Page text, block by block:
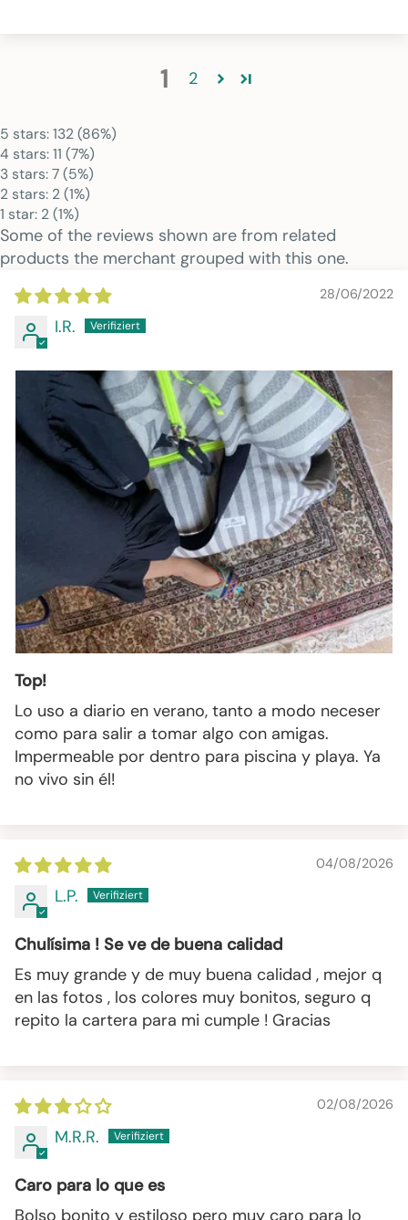
1 2
5 stars: 132 (86%)
4 stars: 11 (7%)
3 stars: 7 (5%)
2 stars: 2 (1%)
1 star: 2 (1%)
Some of the reviews shown are from related
products the merchant grouped with this one.
28/06/2022
I.R.
Top!
Lo uso a diario en verano, tanto a modo neceser
como para salir a tomar algo con amigas.
Impermeable por dentro para piscina y playa. Ya
no vivo sin él!
04/08/2026
L.P.
Chulísima ! Se ve de buena calidad
Es muy grande y de muy buena calidad , mejor q
en las fotos , los colores muy bonitos, seguro q
repito la cartera para mi cumple ! Gracias
02/08/2026
M.R.R.
Caro para lo que es
Bolso bonito y estiloso pero muy caro para lo